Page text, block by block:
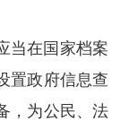
在国家档案
置政府信息查
，为公民、法